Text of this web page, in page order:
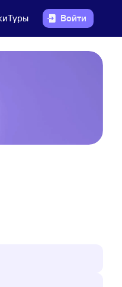
Туры Войти